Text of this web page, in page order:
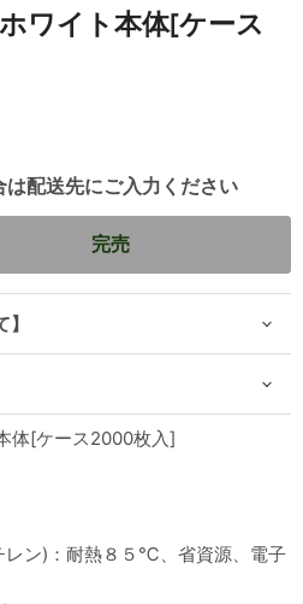
ワイト本体[ケース
配送先にご入力ください
完売
体[ケース2000枚入]
ン)：耐熱８５℃、省資源、電子